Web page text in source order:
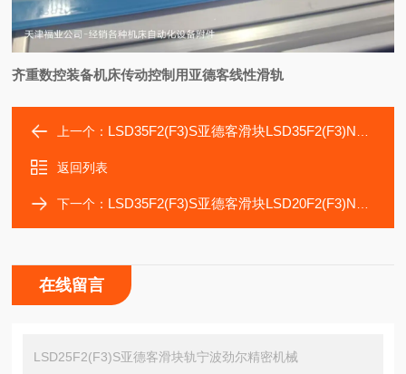
齐重数控装备机床传动控制用亚德客线性滑轨
上一个： LSD35F2(F3)S亚德客滑块LSD35F2(F3)N华洋机床附件厂轴承
返回列表
下一个： LSD35F2(F3)S亚德客滑块LSD20F2(F3)N广州市高品机床导轨
在线留言